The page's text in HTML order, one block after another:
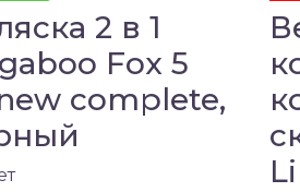
2 в 1
Fox 5
complete,